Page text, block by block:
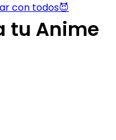
con todos😈
tu Anime